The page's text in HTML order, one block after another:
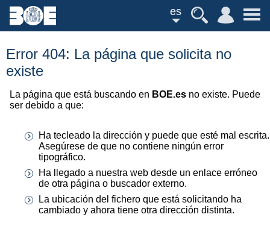
es
Error 404: La página que solicita no
existe
La página que está buscando en BOE.es no existe. Puede
ser debido a que:
Ha tecleado la dirección y puede que esté mal escrita.
Asegúrese de que no contiene ningún error
tipográfico.
Ha llegado a nuestra web desde un enlace erróneo
de otra página o buscador externo.
La ubicación del fichero que está solicitando ha
cambiado y ahora tiene otra dirección distinta.